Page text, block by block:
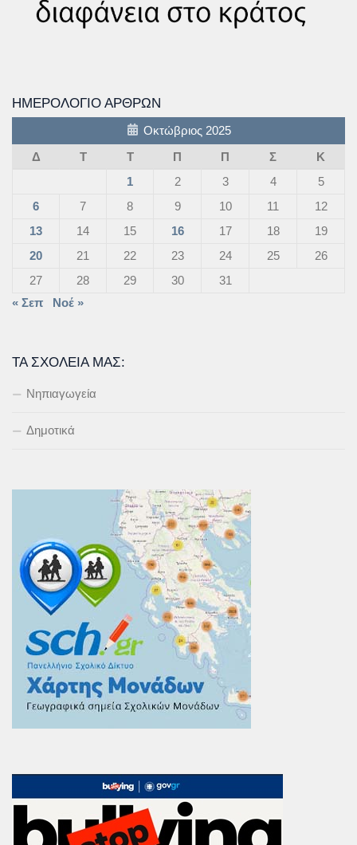
ΗΜΕΡΟΛΌΓΙΟ ΆΡΘΡΩΝ
Οκτώβριος 2025
Δ
Τ Τ Π Π Σ
Κ
1
2 3 4
5
6
7 8 9 10 11
12
13
14 15 16 17 18
19
20
21 22 23 24 25
26
27
28 29 30
31
« Σεπ
Νοέ »
ΤΑ ΣΧΟΛΕΊΑ ΜΑΣ:
Νηπιαγωγεία
Δημοτικά